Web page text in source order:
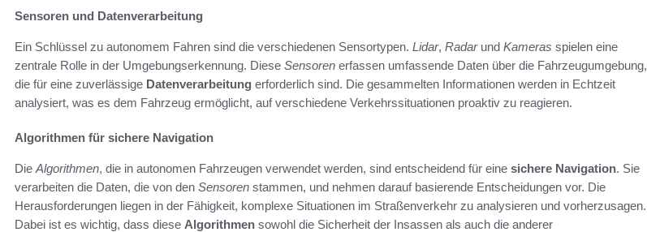
Sensoren und Datenverarbeitung
Ein Schlüssel zu autonomem Fahren sind die verschiedenen Sensortypen. Lidar, Radarund Kameras spielen eine
zentrale Rolle in der Umgebungserkennung. Diese Sensoren erfassen umfassende Daten über die Fahrzeugumgebung,
die für eine zuverlässige Datenverarbeitung erforderlich sind. Die gesammelten Informationen werden in Echtzeit
analysiert, was es dem Fahrzeug ermöglicht, auf verschiedene Verkehrssituationen proaktiv zu reagieren.
Algorithmen für sichere Navigation
Die Algorithmen, die in autonomen Fahrzeugen verwendet werden, sind entscheidend für eine sichere Navigation. Sie
verarbeiten die Daten, die von den Sensoren stammen, und nehmen darauf basierende Entscheidungen vor. Die
Herausforderungen liegen in der Fähigkeit, komplexe Situationen im Straßenverkehr zu analysieren und vorherzusagen.
Dabei ist es wichtig, dass diese Algorithmen sowohl die Sicherheit der Insassen als auch die anderer